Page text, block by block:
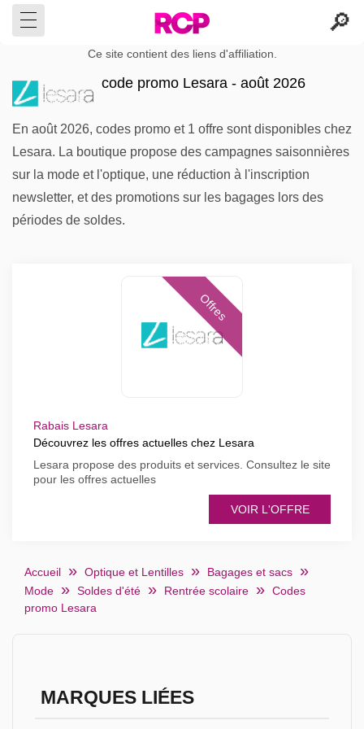
Ce site contient des liens d'affiliation.
code promo Lesara - août 2026
En août 2026, codes promo et 1 offre sont disponibles chez
Lesara. La boutique propose des campagnes saisonnières
sur la mode et l'optique, une réduction à l'inscription
newsletter, et des promotions sur les bagages lors des
périodes de soldes.
Offres
Rabais Lesara
Découvrez les offres actuelles chez Lesara
Lesara propose des produits et services. Consultez le site
pour les offres actuelles
VOIR L'OFFRE
Accueil Optique et Lentilles
Bagages et sacs
Mode
Soldes d'été Rentrée scolaire
Codes
promo Lesara
MARQUES LIÉES